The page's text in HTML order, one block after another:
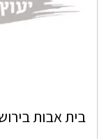
בית אבות